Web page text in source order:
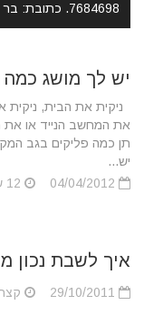
7684698. כתובת: בר אילן 9 ירושלים .
יש לך מושג
ניקית את הבית,
את המחשב הנייד או
תן כמה פליקים בגב
יש...
איך לשבת נכון